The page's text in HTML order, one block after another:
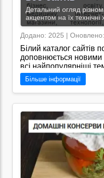
Детальний огляд
акцентом на їх технічні
Додано: 2025 |
Білий каталог сайтів
доповнюється
всі найпопулярніші
фільтри дозволяють
ресурси а детальні
правильний вибір/Я
"https://catalogs.pp.ua/"
веб-сайтів з широким
корисними оглядами.
Більше інформації